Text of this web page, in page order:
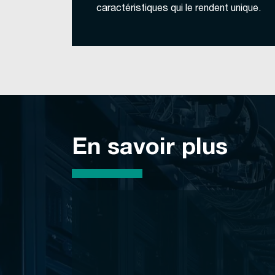
caractéristiques qui le rendent unique.
En savoir plus